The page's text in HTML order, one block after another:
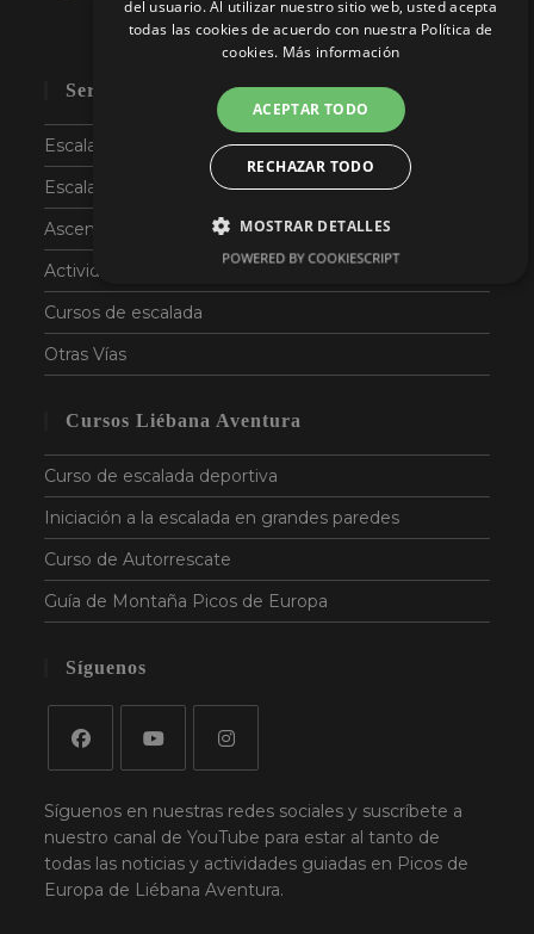
Servicios Liébana Aventura
Escalada con guía en el Naranjo de Bulnes
Escalada deportiva con guía en Picos de Europa
Ascensiones técnicas
Actividades en Picos de Europa
Cursos de escalada
Otras Vías
Cursos Liébana Aventura
Curso de escalada deportiva
Iniciación a la escalada en grandes paredes
Curso de Autorrescate
Guía de Montaña Picos de Europa
Síguenos
Síguenos en nuestras redes sociales y suscríbete a
nuestro canal de YouTube para estar al tanto de
todas las noticias y actividades guiadas en Picos de
Europa de Liébana Aventura.
del usuario. Al utilizar nuestro sitio web, usted acepta
todas las cookies de acuerdo con nuestra Política de
cookies. Más información
ACEPTAR TODO
RECHAZAR TODO
MOSTRAR DETALLES
ANALÍTICAS
NECESARIAS RENDIMIENTO
FUNCIONALIDAD
funcionalidad principal del sitio web, como el inicio de
sesión de usuario y la gestión de cuentas. El sitio web no
se puede utilizar correctamente sin las cookies
estrictamente necesarias.
NOMBRE
PROVEEDOR / DOMINIO
POWERED BY COOKIESCRIPT